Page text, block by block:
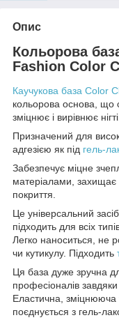
Опис
Кольорова
Fashion Color
Каучукова база Color
кольорова основа, що
зміцнює і вирівнює
Призначений для
адгезією як під гель-
Забезпечує міцне
матеріалами, захищає
покриття.
Це універсальний
підходить для всіх
Легко наноситься, не
чи кутикулу. Підходить
Ця база дуже зручна
професіоналів
Еластична, зміцнююча
поєднується з гель-